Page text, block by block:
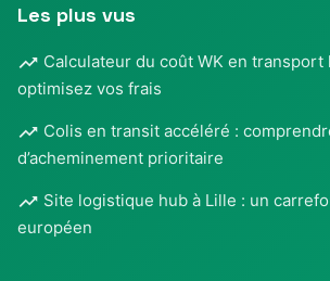
Les plus vus
Calculateur du coût WK en transport
optimisez vos frais
Colis en transit accéléré :
d’acheminement prioritaire
Site logistique hub à Lille : un
européen